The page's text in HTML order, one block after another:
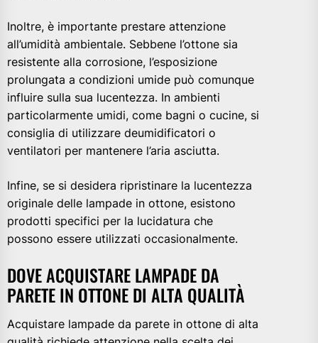
Inoltre, è importante prestare attenzione
all’umidità ambientale. Sebbene l’ottone sia
resistente alla corrosione, l’esposizione
prolungata a condizioni umide può comunque
influire sulla sua lucentezza. In ambienti
particolarmente umidi, come bagni o cucine, si
consiglia di utilizzare deumidificatori o
ventilatori per mantenere l’aria asciutta.
Infine, se si desidera ripristinare la lucentezza
originale delle lampade in ottone, esistono
prodotti specifici per la lucidatura che
possono essere utilizzati occasionalmente.
DOVE ACQUISTARE LAMPADE DA
PARETE IN OTTONE DI ALTA QUALITÀ
Acquistare lampade da parete in ottone di alta